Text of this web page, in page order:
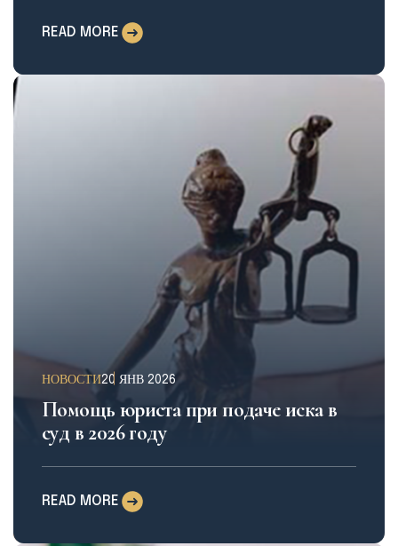
READ MORE
НОВОСТИ20 ЯНВ 2026
Помощь юриста при подаче иска в
суд в 2026 году
READ MORE